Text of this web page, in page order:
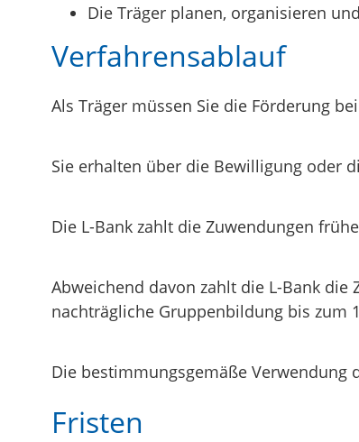
Die Träger planen, organisieren
Verfahrensablauf
Als Träger müssen Sie die Förderung
Sie erhalten über die Bewilligung oder
Die L-Bank zahlt die Zuwendungen
Abweichend davon zahlt die L-Bank
nachträgliche Gruppenbildung bis zum
Die bestimmungsgemäße Verwendung
Fristen